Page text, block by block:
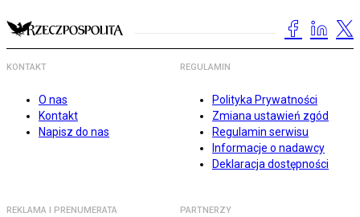
KONTAKT
O nas
Kontakt
Napisz do nas
REGULAMIN
Polityka Prywatności
Zmiana ustawień zgód
Regulamin serwisu
Informacje o nadawcy
Deklaracja dostępności
REKLAMA I PRENUMERATA PARTNERZY